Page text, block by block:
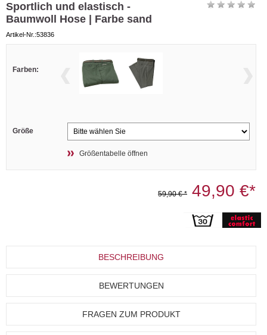
Sportlich und elastisch -
Baumwoll Hose | Farbe sand
Artikel-Nr.:53836
Farben:
Größe
Größentabelle öffnen
59,90 € * 49,90 €*
BESCHREIBUNG
BEWERTUNGEN
FRAGEN ZUM PRODUKT